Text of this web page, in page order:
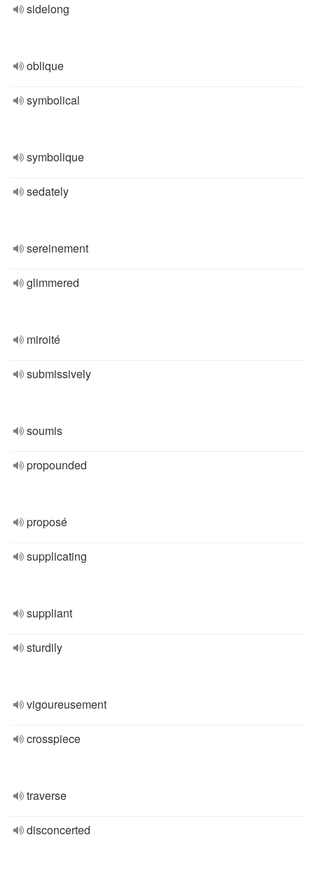
sidelong
oblique
symbolical
symbolique
sedately
sereinement
glimmered
miroité
submissively
soumis
propounded
proposé
supplicating
suppliant
sturdily
vigoureusement
crosspiece
traverse
disconcerted